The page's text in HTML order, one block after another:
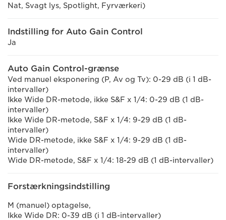
Nat, Svagt lys, Spotlight, Fyrværkeri)
Indstilling for Auto Gain Control
Ja
Auto Gain Control-grænse
Ved manuel eksponering (P, Av og Tv): 0-29 dB (i 1 dB-
intervaller)
Ikke Wide DR-metode, ikke S&F x 1/4: 0-29 dB (1 dB-
intervaller)
Ikke Wide DR-metode, S&F x 1/4: 9-29 dB (1 dB-
intervaller)
Wide DR-metode, ikke S&F x 1/4: 9-29 dB (1 dB-
intervaller)
Wide DR-metode, S&F x 1/4: 18-29 dB (1 dB-intervaller)
Forstærkningsindstilling
M (manuel) optagelse,
Ikke Wide DR: 0-39 dB (i 1 dB-intervaller)